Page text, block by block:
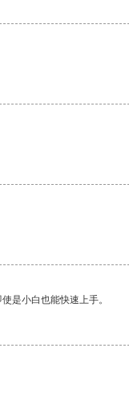
是小白也能快速上手。